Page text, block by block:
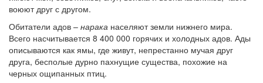
воюют друг с другом.
Обитатели адов – нарака населяют земли нижнего мира.
Всего насчитывается 8 400 000 горячих и холодных адов. Ады
описываются как ямы, где живут, непрестанно мучая друг
друга, бесполые дурно пахнущие существа, похожие на
черных ощипанных птиц.